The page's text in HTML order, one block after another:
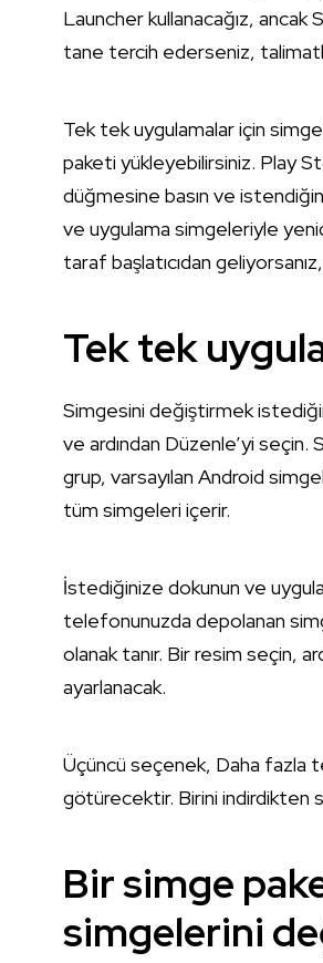
Launcher kullanacağız,
tane tercih ederseniz,
Tek tek uygulamalar için
paketi yükleyebilirsiniz. Play
düğmesine basın ve
ve uygulama simgeleriyle
taraf başlatıcıdan
Tek tek
Simgesini değiştirmek
ve ardından Düzenle’yi
grup, varsayılan Android
tüm simgeleri içerir.
İstediğinize dokunun ve
telefonunuzda depolanan
olanak tanır. Bir resim seçin,
ayarlanacak.
Üçüncü seçenek, Daha fazla
götürecektir. Birini
Bir simge
simgelerini